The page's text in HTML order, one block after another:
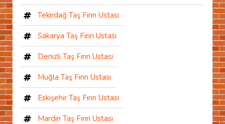
Tekirdağ Taş Fırın Ustası
Sakarya Taş Fırın Ustası
Denizli Taş Fırın Ustası
Muğla Taş Fırın Ustası
Eskişehir Taş Fırın Ustası
Mardin Taş Fırın Ustası